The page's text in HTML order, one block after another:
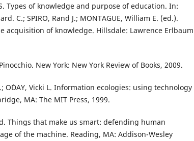
Types of knowledge and purpose of education. In:
C.; SPIRO, Rand J.; MONTAGUE, William E. (ed.).
acquisition of knowledge. Hillsdale: Lawrence Erlbaum
New York: New York Review of Books, 2009.
O´DAY, Vicki L. Information ecologies: using technology
MA: The MIT Press, 1999.
Things that make us smart: defending human
of the machine. Reading, MA: Addison-Wesley